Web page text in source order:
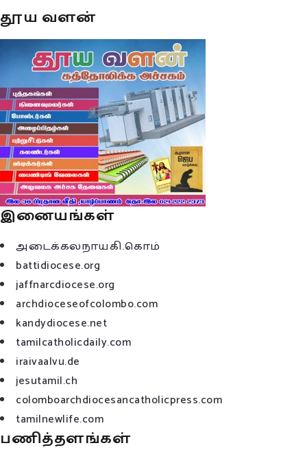
தூய வளன்
இனையங்கள்
அடைக்கலநாயகி.கொம்
battidiocese.org
jaffnarcdiocese.org
archdioceseofcolombo.com
kandydiocese.net
tamilcatholicdaily.com
iraivaalvu.de
jesutamil.ch
colomboarchdiocesancatholicpress.com
tamilnewlife.com
பணித்தளங்கள்